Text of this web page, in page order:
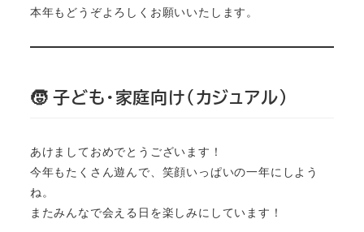
本年もどうぞよろしくお願いいたします。
🧒 子ども・家庭向け（カジュアル）
あけましておめでとうございます！
今年もたくさん遊んで、笑顔いっぱいの一年にしよう
ね。
またみんなで会える日を楽しみにしています！